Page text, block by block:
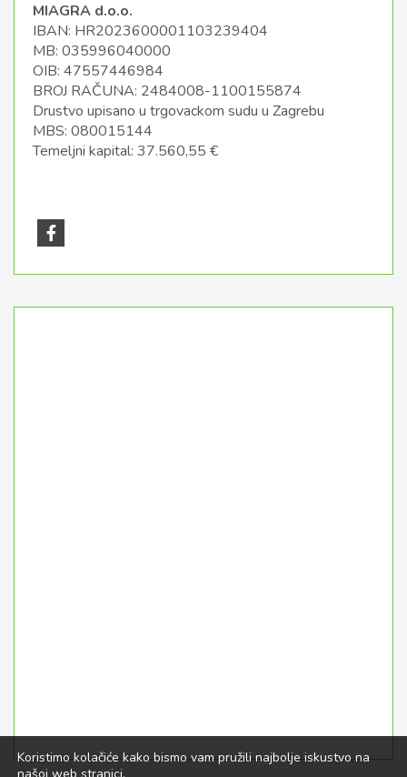
MIAGRA d.o.o.
IBAN: HR2023600001103239404
MB: 035996040000
OIB: 47557446984
BROJ RAČUNA: 2484008-1100155874
Drustvo upisano u trgovackom sudu u Zagrebu
MBS: 080015144
Temeljni kapital: 37.560,55 €
Koristimo kolačiće kako bismo vam pružili najbolje iskustvo na